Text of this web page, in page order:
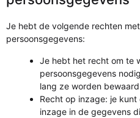
Je hebt de volgende rechten
persoonsgegevens:
Je hebt het recht om te
persoonsgegevens
lang ze worden
Recht op inzage: je
inzage in de gegevens